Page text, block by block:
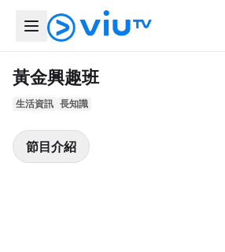
黃金興趣班
生活資訊 長知識
節目介紹